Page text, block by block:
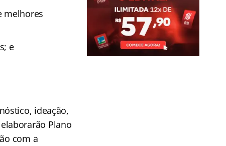
melhores
e
ideação,
Plano
com a